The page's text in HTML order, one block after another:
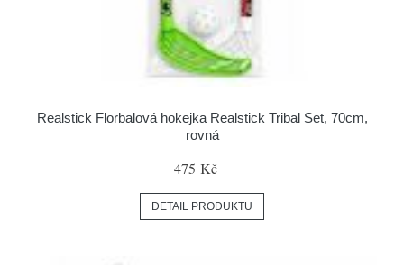
Realstick Florbalová hokejka Realstick Tribal Set, 70cm,
rovná
475 Kč
DETAIL PRODUKTU